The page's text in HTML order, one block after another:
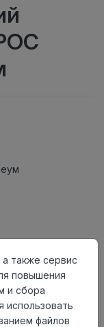
также сервис
повышения
и сбора
использовать
файлов